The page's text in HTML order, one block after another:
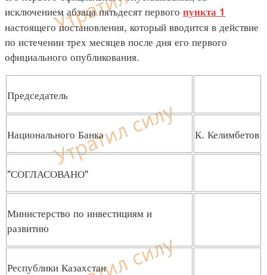
исключением абзаца пятьдесят первого пункта 1
настоящего постановления, который вводится в действие
по истечении трех месяцев после дня его первого
официального опубликования.
Председатель
Национального Банка К. Келимбетов
"СОГЛАСОВАНО"
Министерство по инвестициям и
развитию
Республики Казахстан